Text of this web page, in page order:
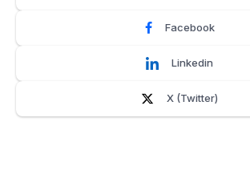
Facebook
Linkedin
X (Twitter)